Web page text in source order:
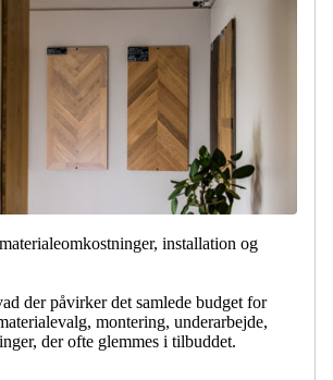
installation og
der påvirker det samlede budget for
montering, underarbejde,
der ofte glemmes i tilbuddet.